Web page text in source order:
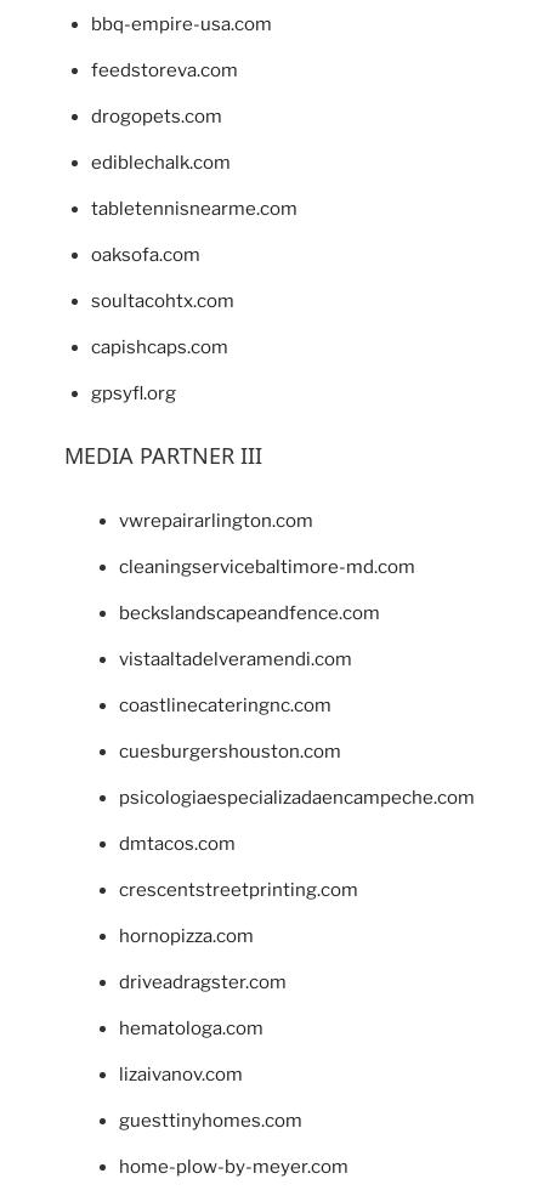
bbq-empire-usa.com
feedstoreva.com
drogopets.com
ediblechalk.com
tabletennisnearme.com
oaksofa.com
soultacohtx.com
capishcaps.com
gpsyfl.org
MEDIA PARTNER III
vwrepairarlington.com
cleaningservicebaltimore-md.com
beckslandscapeandfence.com
vistaaltadelveramendi.com
coastlinecateringnc.com
cuesburgershouston.com
psicologiaespecializadaencampeche.com
dmtacos.com
crescentstreetprinting.com
hornopizza.com
driveadragster.com
hematologa.com
lizaivanov.com
guesttinyhomes.com
home-plow-by-meyer.com